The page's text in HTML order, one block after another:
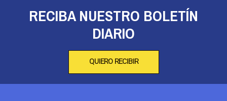
RECIBA NUESTRO BOLETÍN
DIARIO
QUIERO RECIBIR